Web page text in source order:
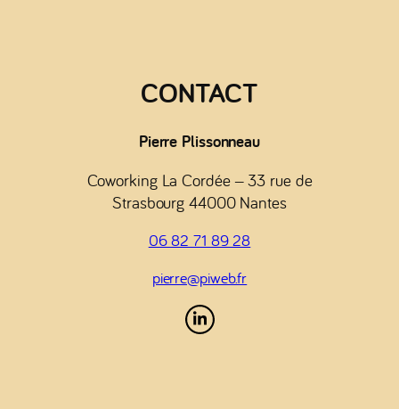
CONTACT
Pierre Plissonneau
Coworking La Cordée – 33 rue de
Strasbourg 44000 Nantes
06 82 71 89 28
pierre@piweb.fr